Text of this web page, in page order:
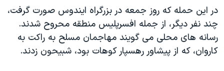
آرشیو پخش زنده
مجموعه مستندهای دادخواهی
تریبونال مردمی آبان ۹۸
دادگاه حمید نوری
در این حمله که روز جمعه در بزرگراه ایندوس صورت گرفت،
چند نفر دیگر، از جمله افسرپلیس منطقه محروح شدند.
رسانه های محلی می گویند مهاجمان مسلح به راکت به
کاروان، که از پیشاور رهسپار کوهات بود، شبیحون زدند.